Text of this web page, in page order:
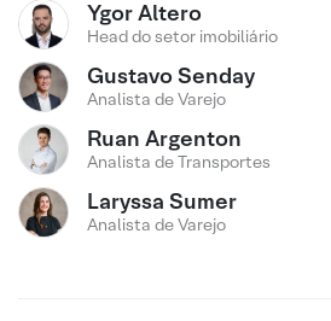
Ygor Altero
Head do setor imobiliário
Gustavo Senday
Analista de Varejo
Ruan Argenton
Analista de Transportes
Laryssa Sumer
Analista de Varejo